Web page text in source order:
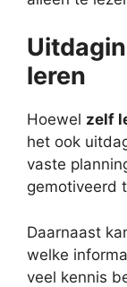
leren
Hoewel zelf
het ook
vaste
gemotiveerd
Daarnaast
welke
veel kennis